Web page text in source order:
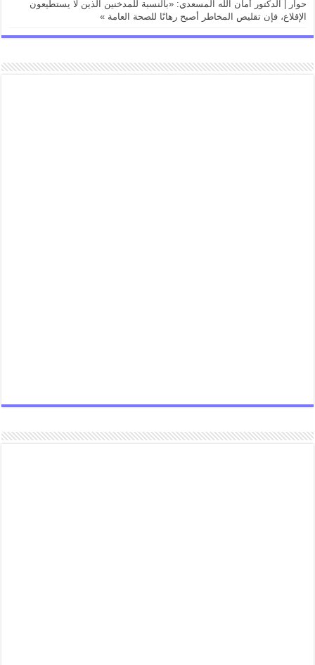
حوار | الدكتور أمان الله المسعدي: «بالنسبة للمدخنين الذين لا يستطيعون
الإقلاع، فإن تقليص المخاطر أصبح رهانًا للصحة العامة »